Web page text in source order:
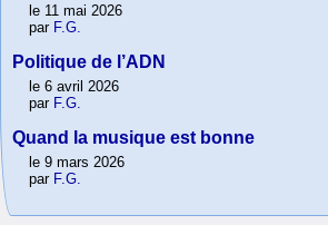
le 11 mai 2026
par F.G.
Politique de l’ADN
le 6 avril 2026
par F.G.
Quand la musique est bonne
le 9 mars 2026
par F.G.